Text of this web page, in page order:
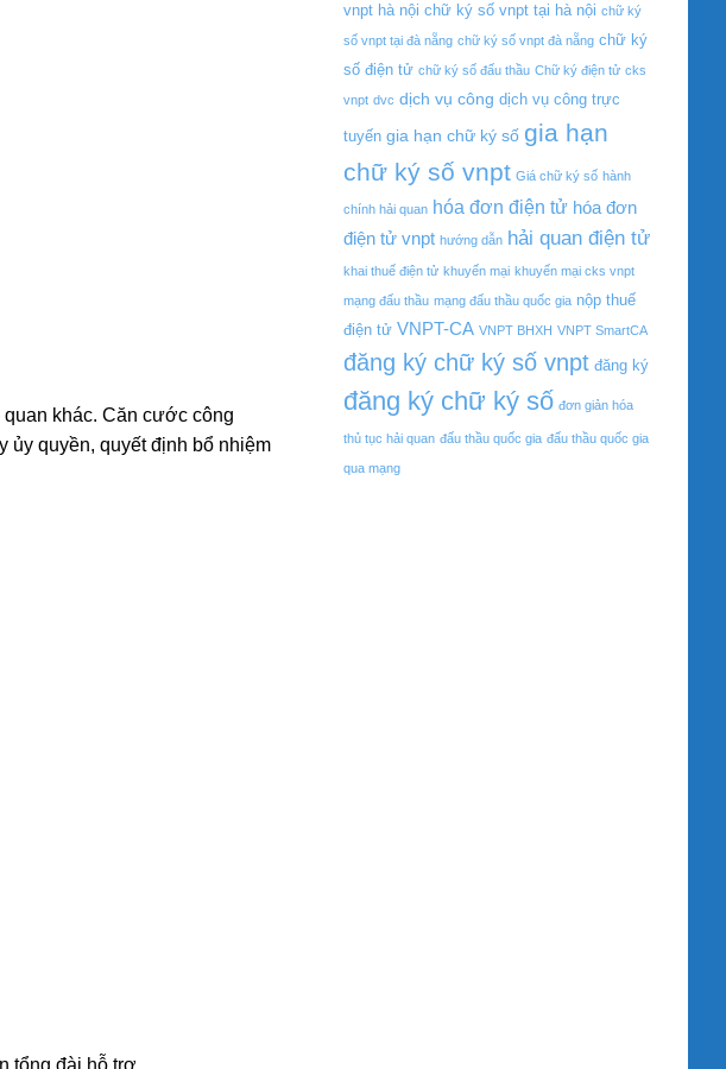
khác. Căn cước công
ủy quyền, quyết định bổ nhiệm
vnpt hà nội chữ ký số vnpt tại hà nội chữ ký
số vnpt tại đà nẵng chữ ký số vnpt đà nẵng chữ ký
số điện tử chữ ký số đấu thầu Chữ ký điện tử cks
vnpt dvc dịch vụ công dịch vụ công trực
tuyến gia hạn chữ ký số gia hạn
chữ ký số vnpt Giá chữ ký số hành
chính hải quan hóa đơn điện tử hóa đơn
điện tử vnpt hướng dẫn hải quan điện tử
khai thuế điện tử khuyến mại khuyến mại cks vnpt
mạng đấu thầu mạng đấu thầu quốc gia nộp thuế
điện tử VNPT-CA VNPT BHXH VNPT SmartCA
đăng ký chữ ký số vnpt đăng ký
đăng ký chữ ký số đơn giản hóa
thủ tục hải quan đấu thầu quốc gia đấu thầu quốc gia
qua mạng